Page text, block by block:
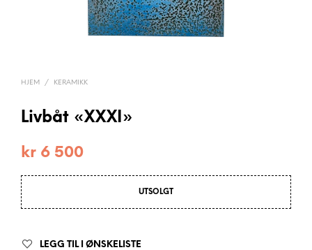
HJEM / KERAMIKK
Livbåt «XXXI»
kr 6 500
UTSOLGT
LEGG TIL I ØNSKELISTE